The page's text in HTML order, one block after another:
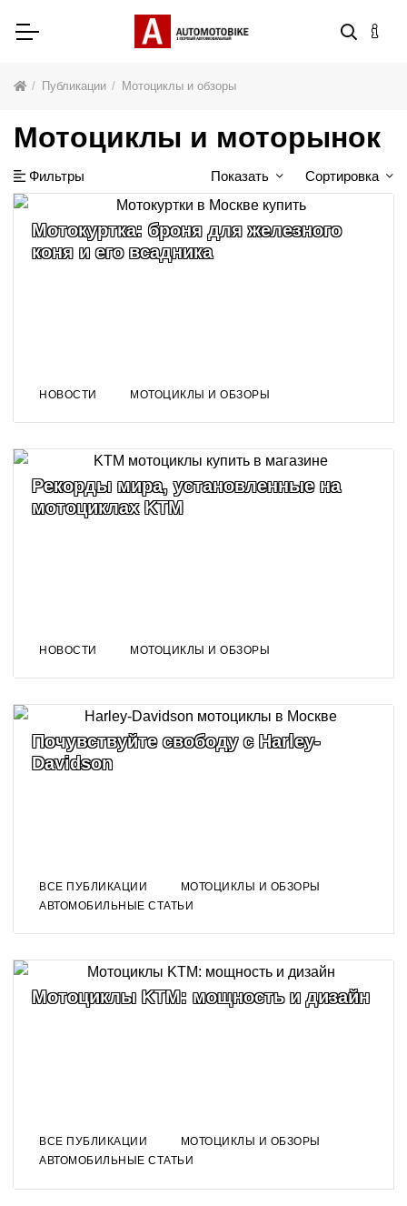
Публикации Мотоциклы и обзоры
Мотоциклы и моторынок
Фильтры Показать Сортировка
Мотокуртка: броня для железного
коня и его всадника
НОВОСТИ МОТОЦИКЛЫ И ОБЗОРЫ
Рекорды мира, установленные на
мотоциклах KTM
НОВОСТИ МОТОЦИКЛЫ И ОБЗОРЫ
Почувствуйте свободу с Harley-
Davidson
ВСЕ ПУБЛИКАЦИИ
МОТОЦИКЛЫ И ОБЗОРЫ
АВТОМОБИЛЬНЫЕ СТАТЬИ
Мотоциклы KTM: мощность и дизайн
ВСЕ ПУБЛИКАЦИИ
МОТОЦИКЛЫ И ОБЗОРЫ
АВТОМОБИЛЬНЫЕ СТАТЬИ